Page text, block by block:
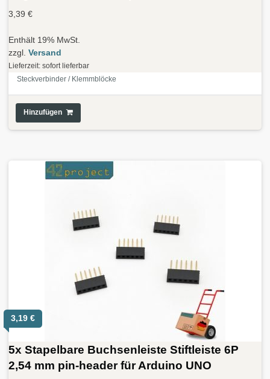
3,39 €
Enthält 19% MwSt.
zzgl. Versand
Lieferzeit: sofort lieferbar
Steckverbinder / Klemmblöcke
Hinzufügen
3,19 €
5x Stapelbare Buchsenleiste Stiftleiste 6P
2,54 mm pin-header für Arduino UNO